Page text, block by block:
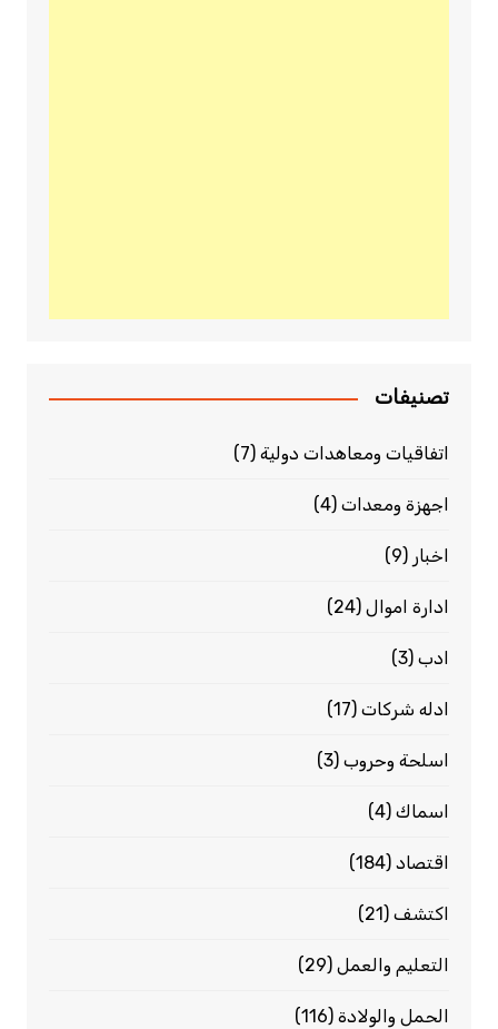
تصنيفات
اتفاقيات ومعاهدات دولية(7)
اجهزة ومعدات(4)
اخبار (9)
ادارة اموال(24)
ادب(3)
ادله شركات(17)
اسلحة وحروب(3)
اسماك(4)
اقتصاد(184)
اكتشف(21)
التعليم والعمل(29)
الحمل والولادة(116)